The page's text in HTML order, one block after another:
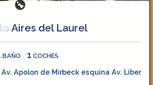
Aires del Laurel
BAÑO 1 COCHES
Apolon de Mirbeck esquina Av. Liber